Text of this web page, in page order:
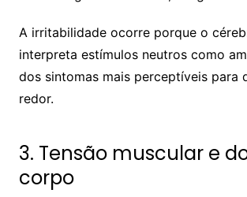
A irritabilidade ocorre porque o
interpreta estímulos neutros como
dos sintomas mais perceptíveis para
redor.
3. Tensão muscular e
corpo